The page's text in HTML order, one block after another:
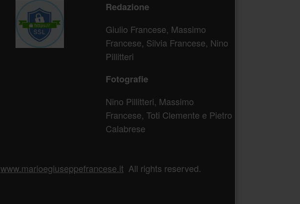
Redazione
Giulio Francese, Massimo
Francese, Silvia Francese, Nino
Pillitteri
Fotografie
Nino Pillitteri, Massimo
Francese, Toti Clemente e Pietro
Calabrese
www.marioegiuseppefrancese.itAll rights reserved.